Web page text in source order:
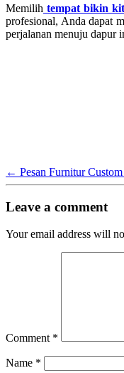
Memilih tempat bikin
profesional, Anda dapat
perjalanan menuju dapur
← Pesan Furnitur
Leave a comment
Your email address will
Comment *
Name *